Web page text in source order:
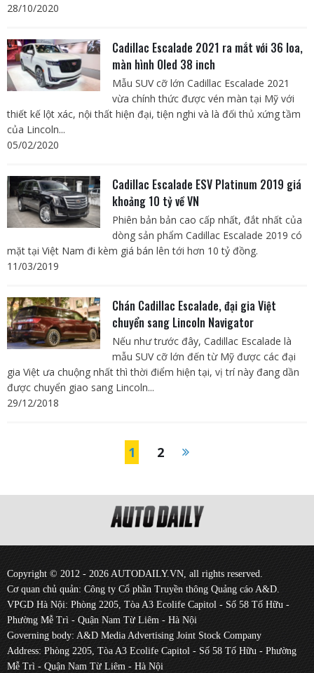
28/10/2020
Cadillac Escalade 2021 ra mắt với 36 loa,
màn hình Oled 38 inch
Mẫu SUV cỡ lớn Cadillac Escalade 2021
vừa chính thức được vén màn tại Mỹ với
thiết kế lột xác, nội thất hiện đại, tiện nghi và là đối thủ xứng tầm
của Lincoln...
05/02/2020
Cadillac Escalade ESV Platinum 2019 giá
khoảng 10 tỷ về VN
Phiên bản bản cao cấp nhất, đắt nhất của
dòng sản phẩm Cadillac Escalade 2019 có
mặt tại Việt Nam đi kèm giá bán lên tới hơn 10 tỷ đồng.
11/03/2019
Chán Cadillac Escalade, đại gia Việt
chuyển sang Lincoln Navigator
Nếu như trước đây, Cadillac Escalade là
mẫu SUV cỡ lớn đến từ Mỹ được các đại
gia Việt ưa chuộng nhất thì thời điểm hiện tại, vị trí này đang dần
được chuyển giao sang Lincoln...
29/12/2018
1 2
Copyright © 2012 - 2026 AUTODAILY.VN, all rights reserved.
Cơ quan chủ quản: Công ty Cổ phần Truyền thông Quảng cáo A&D.
VPGD Hà Nội: Phòng 2205, Tòa A3 Ecolife Capitol - Số 58 Tố Hữu -
Phường Mễ Trì - Quận Nam Từ Liêm - Hà Nội
Governing body: A&D Media Advertising Joint Stock Company
Address: Phòng 2205, Tòa A3 Ecolife Capitol - Số 58 Tố Hữu - Phường
Mễ Trì - Quận Nam Từ Liêm - Hà Nội